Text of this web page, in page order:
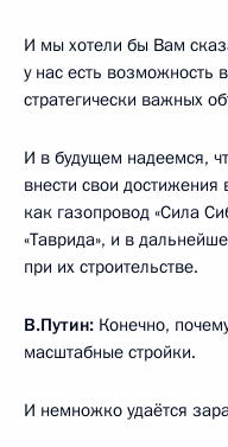
И мы хотели бы Вам
у нас есть возможность
стратегически важных
И в будущем надеемся,
внести свои достижения
как газопровод «Сила
«Таврида», и в
при их строительстве.
В.Путин: Конечно,
масштабные стройки.
И немножко удаётся